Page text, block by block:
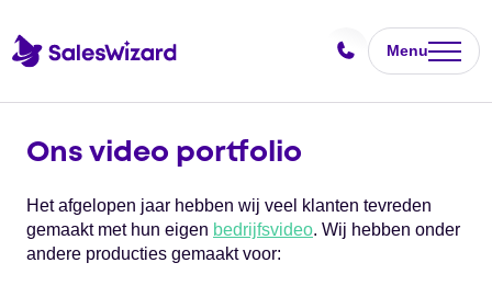
Menu
Ons video portfolio
Het afgelopen jaar hebben wij veel klanten tevreden
gemaakt met hun eigen bedrijfsvideo. Wij hebben onder
andere producties gemaakt voor: